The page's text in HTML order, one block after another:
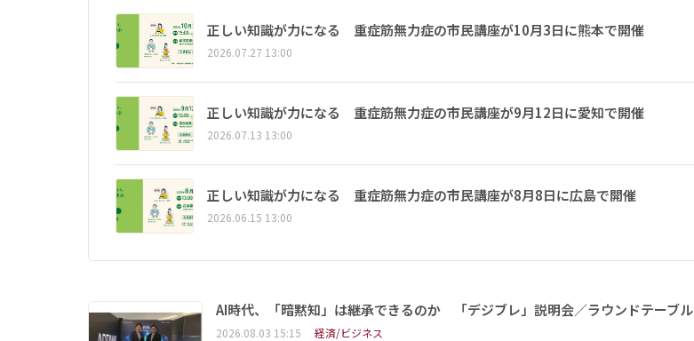
正しい知識が力になる 重症筋無力症の市民講座が10月3日に熊本で開催
2026.07.27 13:00
正しい知識が力になる 重症筋無力症の市民講座が9月12日に愛知で開催
2026.07.13 13:00
正しい知識が力になる 重症筋無力症の市民講座が8月8日に広島で開催
2026.06.15 13:00
AI時代、「暗黙知」は継承できるのか 「デジブレ」説明会／ラウンドテーブル
2026.08.03 15:15 経済/ビジネス